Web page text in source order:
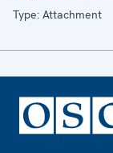
Type: Attachment